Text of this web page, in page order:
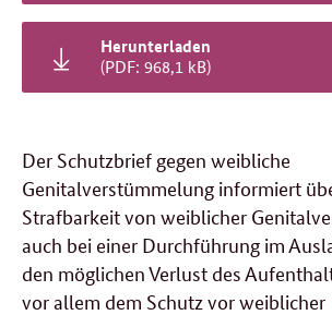
Herunterladen
(PDF: 968,1 kB)
Der Schutzbrief gegen weibliche
Genitalverstümmelung informiert
Strafbarkeit von weiblicher
auch bei einer Durchführung im
den möglichen Verlust des
vor allem dem Schutz vor weiblicher